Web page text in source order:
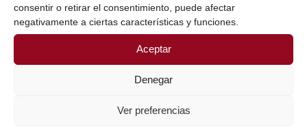
consentir o retirar el consentimiento, puede afectar
negativamente a ciertas características y funciones.
Aceptar
Denegar
Ver preferencias